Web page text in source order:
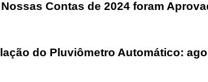
Contas de 2024 foram
do Pluviômetro Automático: